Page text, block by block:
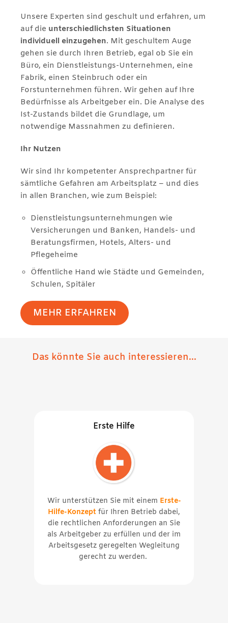
Unsere Experten sind geschult und erfahren, um
auf die unterschiedlichsten Situationen
individuell einzugehen. Mit geschultem Auge
gehen sie durch Ihren Betrieb, egal ob Sie ein
Büro, ein Dienstleistungs-Unternehmen, eine
Fabrik, einen Steinbruch oder ein
Forstunternehmen führen. Wir gehen auf Ihre
Bedürfnisse als Arbeitgeber ein. Die Analyse des
Ist-Zustands bildet die Grundlage, um
notwendige Massnahmen zu definieren.
Ihr Nutzen
Wir sind Ihr kompetenter Ansprechpartner für
sämtliche Gefahren am Arbeitsplatz – und dies
in allen Branchen, wie zum Beispiel:
Dienstleistungsunternehmungen wie
Versicherungen und Banken, Handels- und
Beratungsfirmen, Hotels, Alters- und
Pflegeheime
Öffentliche Hand wie Städte und Gemeinden,
Schulen, Spitäler
MEHR ERFAHREN
Das könnte Sie auch interessieren...
Erste Hilfe
Wir unterstützen Sie mit einem Erste-
Hilfe-Konzept für Ihren Betrieb dabei,
die rechtlichen Anforderungen an Sie
als Arbeitgeber zu erfüllen und der im
Arbeitsgesetz geregelten Wegleitung
gerecht zu werden.